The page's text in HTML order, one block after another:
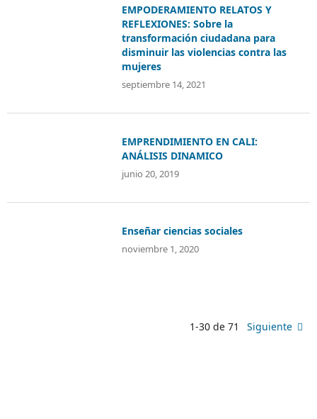
EMPODERAMIENTO RELATOS Y
REFLEXIONES: Sobre la
transformación ciudadana para
disminuir las violencias contra las
mujeres
septiembre 14, 2021
EMPRENDIMIENTO EN CALI:
ANÁLISIS DINAMICO
junio 20, 2019
Enseñar ciencias sociales
noviembre 1, 2020
1-30 de 71 Siguiente